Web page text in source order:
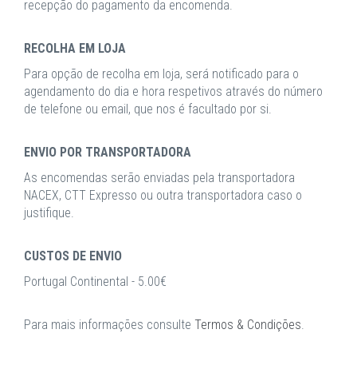
recepção do pagamento da encomenda.
RECOLHA EM LOJA
Para opção de recolha em loja, será notificado para o
agendamento do dia e hora respetivos através do número
de telefone ou email, que nos é facultado por si.
ENVIO POR TRANSPORTADORA
As encomendas serão enviadas pela transportadora
NACEX, CTT Expresso ou outra transportadora caso o
justifique.
CUSTOS DE ENVIO
Portugal Continental - 5.00€
Para mais informações consulte Termos & Condições.